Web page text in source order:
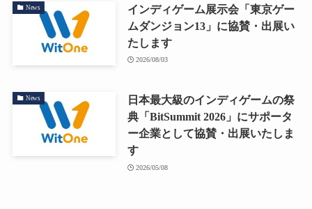
News
インディゲーム展示会「東京ゲー
ムダンジョン13」に協賛・出展い
たします
2026/08/03
News
日本最大級のインディゲームの祭
典「BitSummit 2026」にサポータ
ー企業として協賛・出展いたしま
す
2026/05/08